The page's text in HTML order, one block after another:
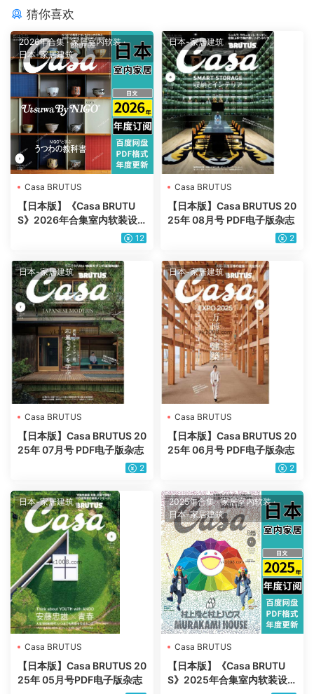
猜你喜欢
2026年合集·家居室内软装·
日本-家居建筑
Casa BRUTUS
【日本版】《Casa BRUTU
S》2026年合集室内软装设
计生活品味杂志pdf电子版 12
日本-家居建筑
Casa BRUTUS
【日本版】Casa BRUTUS 20
25年 08月号 PDF电子版杂志
2
日本-家居建筑
Casa BRUTUS
【日本版】Casa BRUTUS 20
25年 07月号 PDF电子版杂志
2
日本-家居建筑
Casa BRUTUS
【日本版】Casa BRUTUS 20
25年 06月号 PDF电子版杂志
2
日本-家居建筑
Casa BRUTUS
【日本版】Casa BRUTUS 20
25年 05月号PDF电子版杂志
2025年合集·家居室内软装·
日本-家居建筑
Casa BRUTUS
【日本版】《Casa BRUTU
S》2025年合集室内软装设